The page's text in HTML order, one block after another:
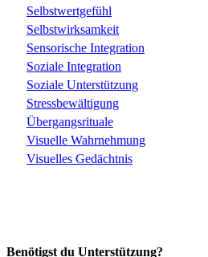
Selbstwertgefühl
Selbstwirksamkeit
Sensorische Integration
Soziale Integration
Soziale Unterstützung
Stressbewältigung
Übergangsrituale
Visuelle Wahrnehmung
Visuelles Gedächtnis
Benötigst du Unterstützung?